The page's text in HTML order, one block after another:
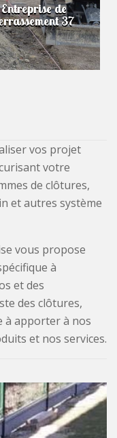
Entreprise de
37
vos projet
votre
de clôtures,
et autres système
vous propose
à
et des
des clôtures,
à apporter à nos
et nos services.